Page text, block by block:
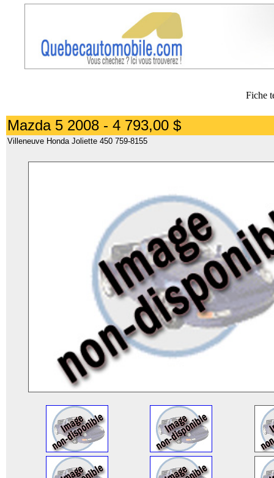
Fiche
Mazda 5 2008 - 4 793,00 $
Villeneuve Honda Joliette 450 759-8155